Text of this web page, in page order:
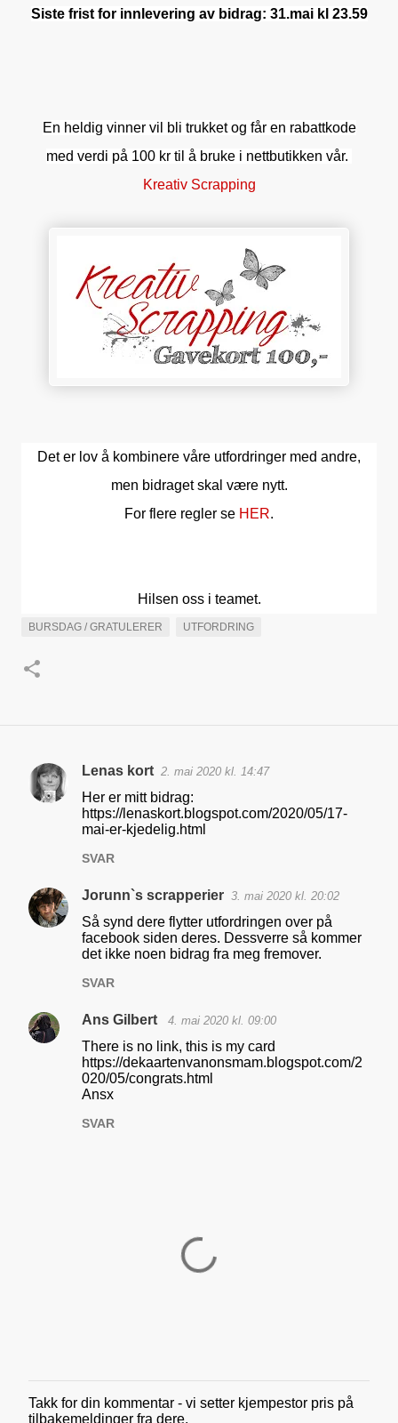
Siste frist for innlevering av bidrag: 31.mai kl 23.59
En heldig vinner vil bli trukket og får en rabattkode
med verdi på 100 kr til å bruke i nettbutikken vår.
Kreativ Scrapping
Det er lov å kombinere våre utfordringer med andre,
men bidraget skal være nytt.
For flere regler se HER.
Hilsen oss i teamet.
BURSDAG / GRATULERER UTFORDRING
K
n
r
Lenas kort 2. mai 2020 kl. 14:47
Her er mitt bidrag:
https://lenaskort.blogspot.com/2020/05/17-
mai-er-kjedelig.html
SVAR
Jorunn`s scrapperier 3. mai 2020 kl. 20:02
Så synd dere flytter utfordringen over på
facebook siden deres. Dessverre så kommer
det ikke noen bidrag fra meg fremover.
SVAR
Ans Gilbert 4. mai 2020 kl. 09:00
There is no link, this is my card
https://dekaartenvanonsmam.blogspot.com/2
020/05/congrats.html
Ansx
SVAR
L
Takk for din kommentar - vi setter kjempestor pris på
tilbakemeldinger fra dere.